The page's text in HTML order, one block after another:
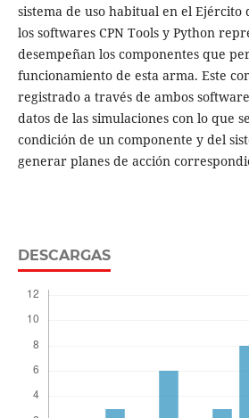
sistema de uso habitual en el Ejército
los softwares CPN Tools y Python
desempeñan los componentes que
funcionamiento de esta arma. Este
registrado a través de ambos
datos de las simulaciones con lo que
condición de un componente y del
generar planes de acción
DESCARGAS